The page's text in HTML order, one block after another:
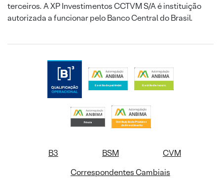
terceiros. A XP Investimentos CCTVM S/A é instituição
autorizada a funcionar pelo Banco Central do Brasil.
B3 BSM
CVM
Correspondentes Cambiais